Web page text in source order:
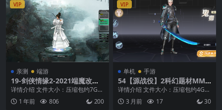
VIP
亲测 端游
19-剑侠情缘2-2021端魔改版
+虚拟单机搭建+高清大屏+视
频教程
详情介绍 文件大小：压缩包约7G
支持系统：win7、win10、win11
硬...1 年前 806 200
VIP
单机 手游
54【源战役】2科幻题材MMO
冒险游戏VM单机一键端+LIN
UX本地学习手工端+视频教程
+gm后台
详情介绍 文件大小：压缩包约4G
支持系统：win10 硬件需求：运行
内存8G ...
3 月前 17 30